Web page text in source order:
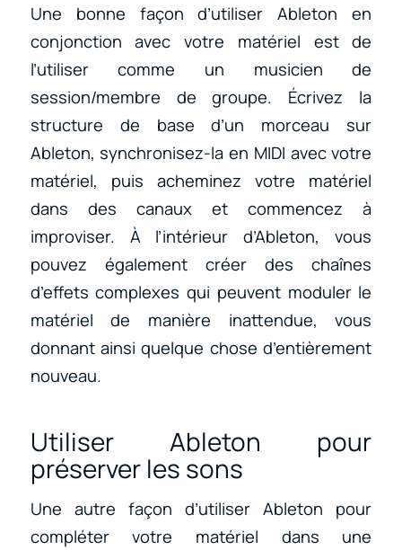
Une bonne façon d’utiliser Ableton en
conjonction avec votre matériel est de
l’utiliser comme un musicien de
session/membre de groupe. Écrivez la
structure de base d’un morceau sur
Ableton, synchronisez-la en MIDI avec votre
matériel, puis acheminez votre matériel
dans des canaux et commencez à
improviser. À l’intérieur d’Ableton, vous
pouvez également créer des chaînes
d’effets complexes qui peuvent moduler le
matériel de manière inattendue, vous
donnant ainsi quelque chose d’entièrement
nouveau.
Utiliser Ableton pour
préserver les sons
Une autre façon d’utiliser Ableton pour
compléter votre matériel dans une